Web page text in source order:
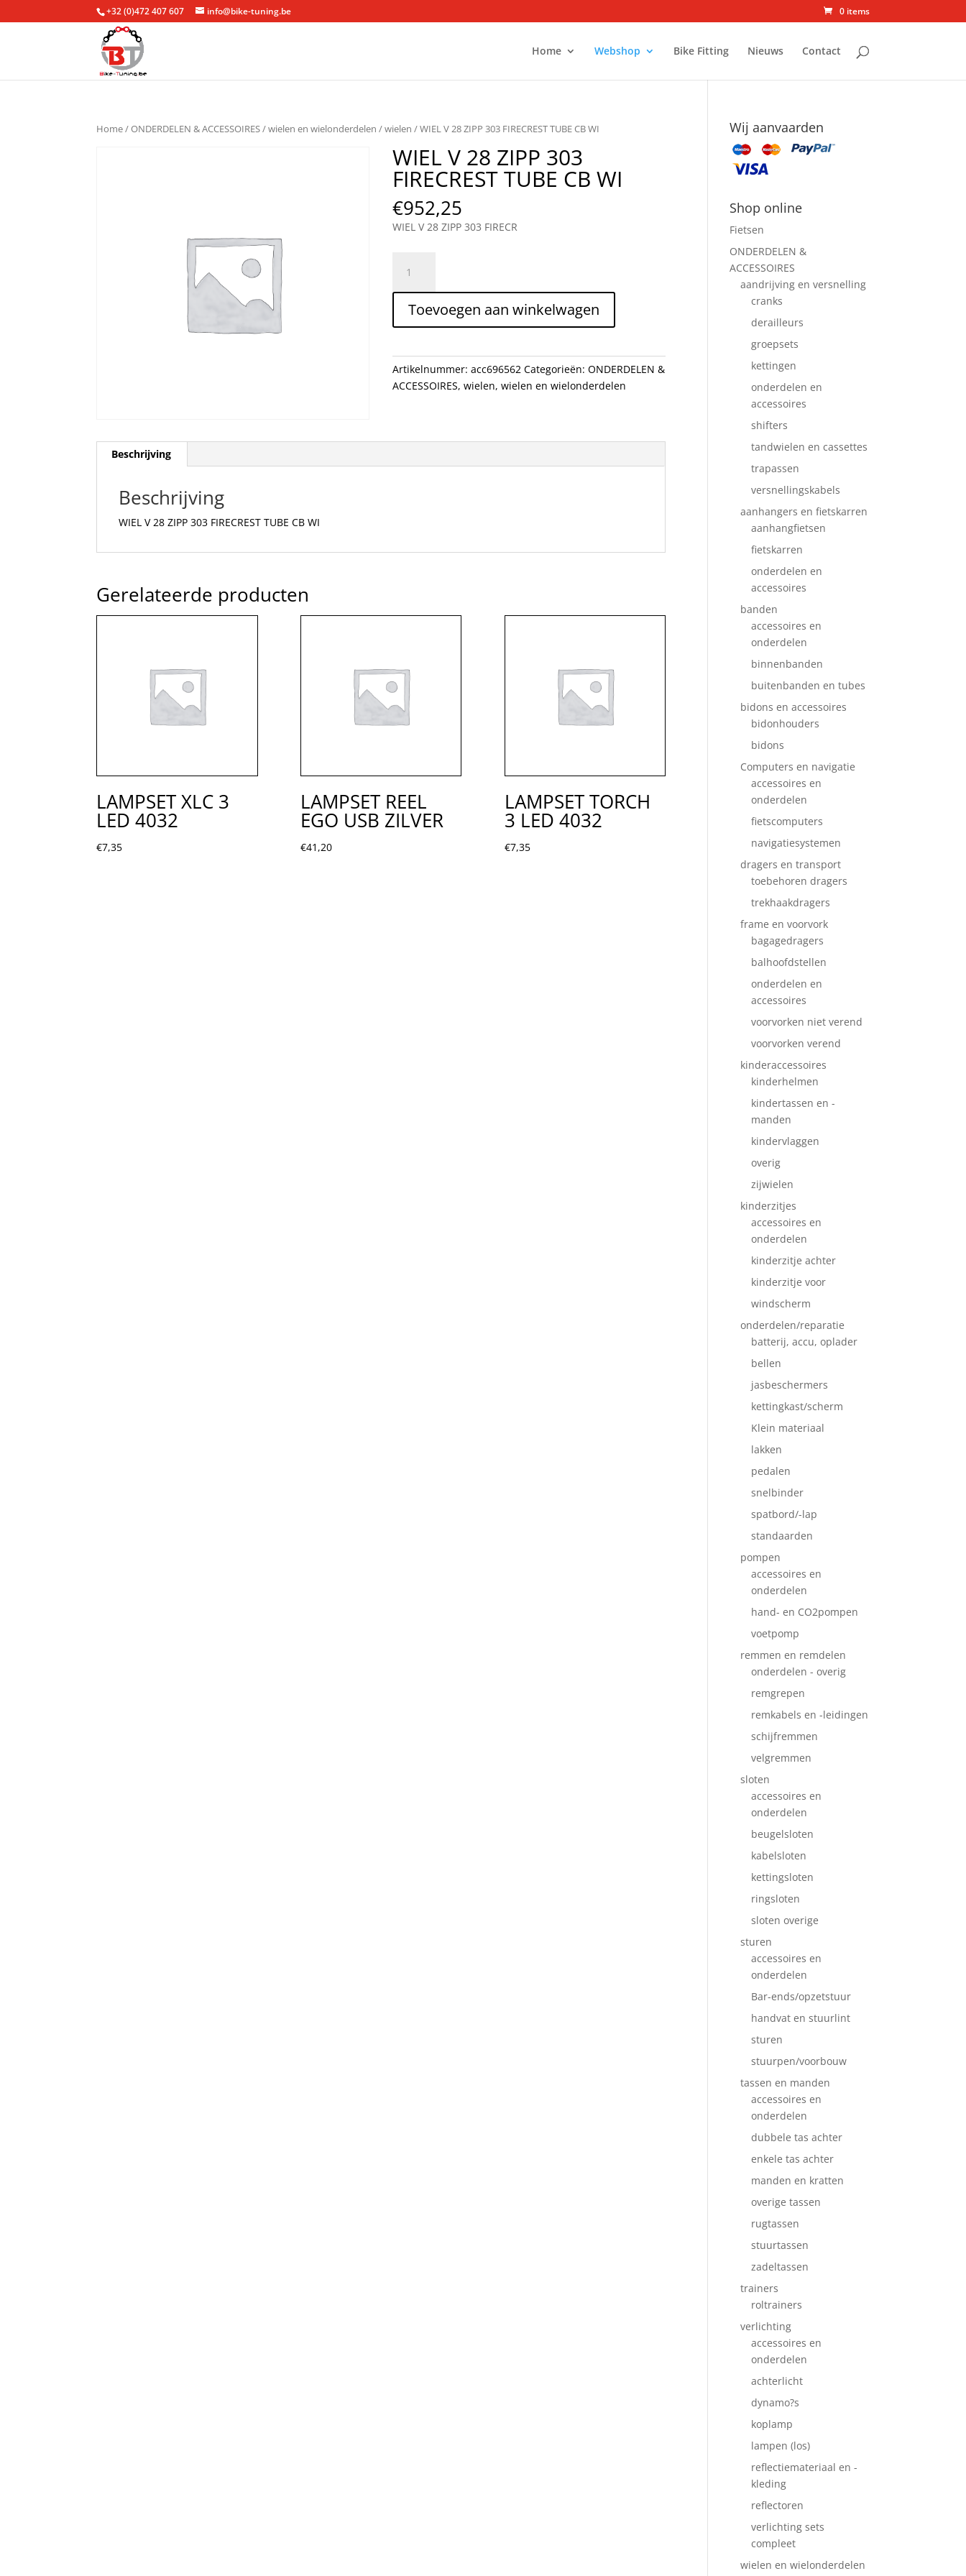
+32 (0)472 407 607 info@bike-tuning.be 0 items
Home Webshop Bike Fitting Nieuws Contact
Home/ONDERDELEN & ACCESSOIRES/wielen en wielonderdelen /wielen / WIEL V 28 ZIPP 303 FIRECREST TUBE CB WI
WIEL V 28 ZIPP 303
FIRECREST TUBE CB WI
€952,25
WIEL V 28 ZIPP 303 FIRECR
28
ZIPP
303
TUBE
CB
WI
Toevoegen aan winkelwagen
Artikelnummer:acc696562 Categorieën:ONDERDELEN &
ACCESSOIRES,wielen,wielen en wielonderdelen
Beschrijving
Beschrijving
WIEL V 28 ZIPP 303 FIRECREST TUBE CB WI
Gerelateerde producten
LAMPSET XLC 3
LED 4032
€7,35
LAMPSET REEL
EGO USB ZILVER
€41,20
LAMPSET TORCH
3 LED 4032
€7,35
Wij aanvaarden
Shop online
Fietsen
ONDERDELEN &
ACCESSOIRES
aandrijving en versnelling
cranks
derailleurs
groepsets
kettingen
onderdelen en
accessoires
shifters
tandwielen en cassettes
trapassen
versnellingskabels
aanhangers en fietskarren
aanhangfietsen
fietskarren
onderdelen en
accessoires
banden
accessoires en
onderdelen
binnenbanden
buitenbanden en tubes
bidons en accessoires
bidonhouders
bidons
Computers en navigatie
accessoires en
onderdelen
fietscomputers
navigatiesystemen
dragers en transport
toebehoren dragers
trekhaakdragers
frame en voorvork
bagagedragers
balhoofdstellen
onderdelen en
accessoires
voorvorken niet verend
voorvorken verend
kinderaccessoires
kinderhelmen
kindertassen en -
manden
kindervlaggen
overig
zijwielen
kinderzitjes
accessoires en
onderdelen
kinderzitje achter
kinderzitje voor
windscherm
onderdelen/reparatie
batterij, accu, oplader
bellen
jasbeschermers
kettingkast/scherm
Klein materiaal
lakken
pedalen
snelbinder
spatbord/-lap
standaarden
pompen
accessoires en
onderdelen
hand- en CO2pompen
voetpomp
remmen en remdelen
onderdelen - overig
remgrepen
remkabels en -leidingen
schijfremmen
velgremmen
sloten
accessoires en
onderdelen
beugelsloten
kabelsloten
kettingsloten
ringsloten
sloten overige
sturen
accessoires en
onderdelen
Bar-ends/opzetstuur
handvat en stuurlint
sturen
stuurpen/voorbouw
tassen en manden
accessoires en
onderdelen
dubbele tas achter
enkele tas achter
manden en kratten
overige tassen
rugtassen
stuurtassen
zadeltassen
trainers
roltrainers
verlichting
accessoires en
onderdelen
achterlicht
dynamo?s
koplamp
lampen (los)
reflectiemateriaal en -
kleding
reflectoren
verlichting sets
compleet
wielen en wielonderdelen